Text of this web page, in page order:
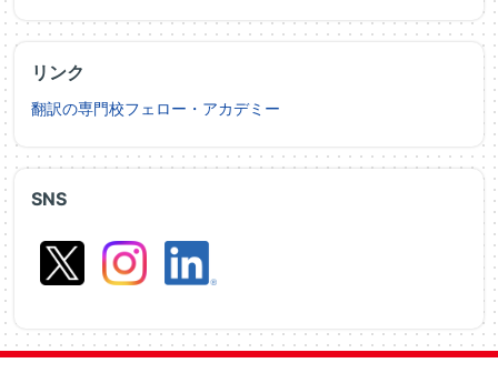
SNS
リンク
翻訳の専門校フェロー・アカデミー